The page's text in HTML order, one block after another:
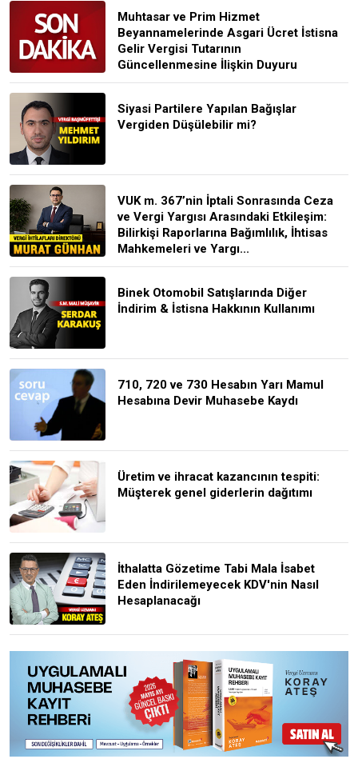
Muhtasar ve Prim Hizmet
Beyannamelerinde Asgari Ücret İstisna
Gelir Vergisi Tutarının
Güncellenmesine İlişkin Duyuru
Siyasi Partilere Yapılan Bağışlar
Vergiden Düşülebilir mi?
VUK m. 367’nin İptali Sonrasında Ceza
ve Vergi Yargısı Arasındaki Etkileşim:
Bilirkişi Raporlarına Bağımlılık, İhtisas
Mahkemeleri ve Yargı...
Binek Otomobil Satışlarında Diğer
İndirim & İstisna Hakkının Kullanımı
710, 720 ve 730 Hesabın Yarı Mamul
Hesabına Devir Muhasebe Kaydı
Üretim ve ihracat kazancının tespiti:
Müşterek genel giderlerin dağıtımı
İthalatta Gözetime Tabi Mala İsabet
Eden İndirilemeyecek KDV'nin Nasıl
Hesaplanacağı